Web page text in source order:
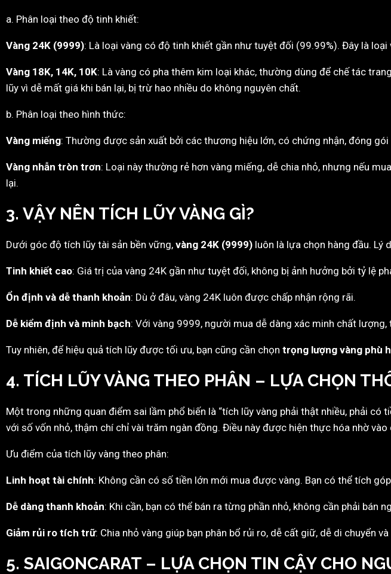
a. Phân loại theo độ tinh khiết:
Vàng 24K (9999): Là loại vàng có độ tinh khiết gần như tuyệt đối (99.99%). Đây là
Vàng 18K, 14K, 10K: Là vàng có pha thêm kim loại khác, thường dùng để chế tác
lũy vì dễ mất giá khi bán lại, bị trừ hao nhiều do không nguyên chất.
b. Phân loại theo hình thức:
Vàng miếng: Thường được sản xuất bởi các thương hiệu lớn, có chứng nhận, đóng
Vàng nhẫn tròn trơn: Loại này thường rẻ hơn vàng miếng, dễ chia nhỏ, nhưng nếu
lại.
3. VẬY NÊN TÍCH LŨY VÀNG GÌ?
Dưới góc độ tích lũy tài sản bền vững, vàng 24K (9999) luôn là lựa chọn hàng đầu. Lý
Tinh khiết cao: Giá trị của vàng 24K gần như tuyệt đối, không bị ảnh hưởng bởi tỷ lệ
Ổn định và dễ thanh khoản: Dù ở đâu, vàng 24K luôn được chấp nhận rộng rãi.
Dễ kiểm định và minh bạch: Với vàng 9999, người mua dễ dàng xác minh chất
Tuy nhiên, để hiệu quả tích lũy được tối ưu, bạn cũng cần chọn trọng lượng vàng phù
4. TÍCH LŨY VÀNG THEO PHÂN – LỰA CHỌN
Một trong những quan điểm sai lầm phổ biến là “tích lũy vàng phải thật nhiều, phải có
với số vốn nhỏ, thậm chí chỉ vài trăm ngàn đồng. Điều này được hiện thực hóa nhờ vào
Ưu điểm của tích lũy vàng theo phân:
Linh hoạt tài chính: Không cần có số tiền lớn mới mua được vàng. Bạn có thể tích
Dễ dàng thanh khoản: Khi cần, bạn có thể bán ra từng phần nhỏ, không cần phải bán
Giảm rủi ro tích trữ: Chia nhỏ vàng giúp bạn phân bổ rủi ro, dễ cất giữ, dễ di chuyển
5. SAIGONCARAT – LỰA CHỌN TIN CẬY CHO